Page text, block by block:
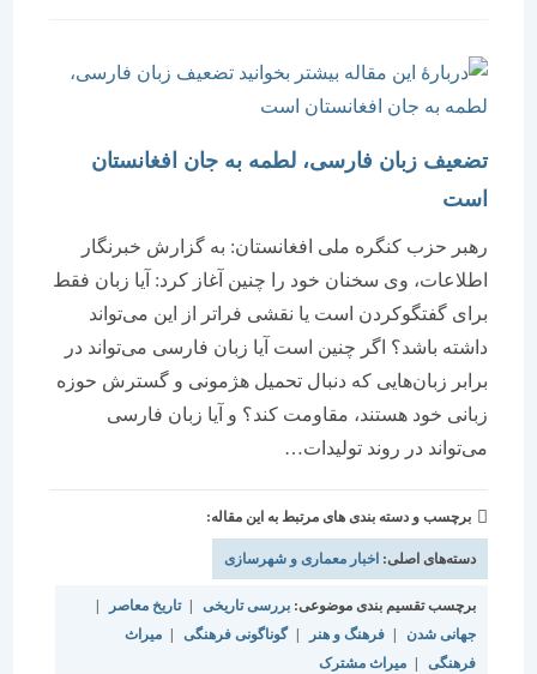
تضعیف زبان فارسی، لطمه به جان افغانستان
رهبر حزب کنگره ملی افغانستان: به گزارش خبرنگار
اطلاعات، وی سخنان خود را چنین آغاز کرد: آیا زبان فقط
برای گفتگوکردن است یا نقشی فراتر از این می‌تواند
داشته باشد؟ اگر چنین است آیا زبان فارسی می‌تواند در
برابر زبان‌هایی که دنبال تحمیل هژمونی و گسترش حوزه
زبانی خود هستند، مقاومت کند؟ و آیا زبان فارسی
می‌تواند در روند تولیدات…
برچسب و دسته بندی های مرتبط به این مقاله:
دسته‌های اصلی:اخبار معماری و شهرسازی
برچسب تقسیم بندی موضوعی:بررسی تاریخی | تاریخ معاصر |
جهانی شدن
| فرهنگ و هنر | گوناگونی فرهنگی | میراث
فرهنگی | میراث مشترک